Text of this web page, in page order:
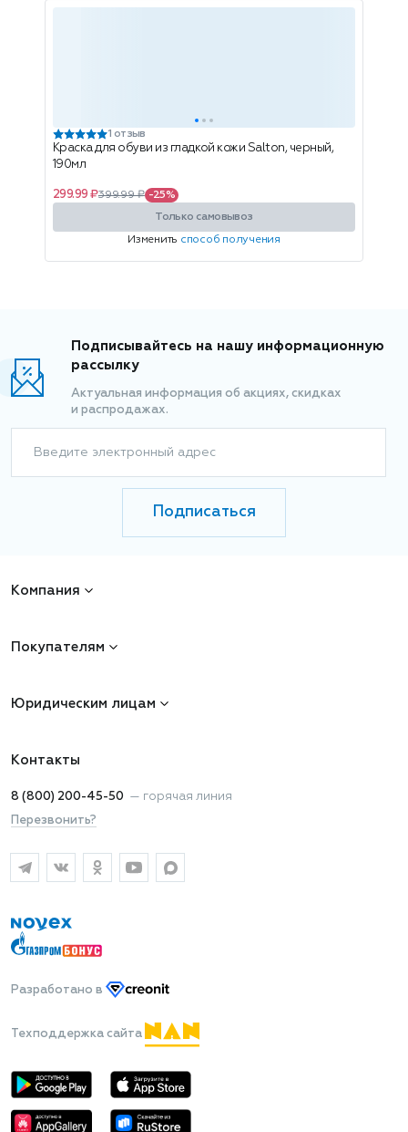
1 отзыв
Краска для обуви из гладкой кожи Salton, черный,
190мл
299.99 ₽399.99 ₽ -25%
Только самовывоз
Изменить способ получения
Подписывайтесь на нашу информационную
рассылку
Актуальная информация об акциях, скидках
и распродажах.
Введите электронный адрес
Подписаться
Компания
Покупателям
Юридическим лицам
Контакты
8 (800) 200-45-50 — горячая линия
Перезвонить?
Разработано в
Техподдержка сайта